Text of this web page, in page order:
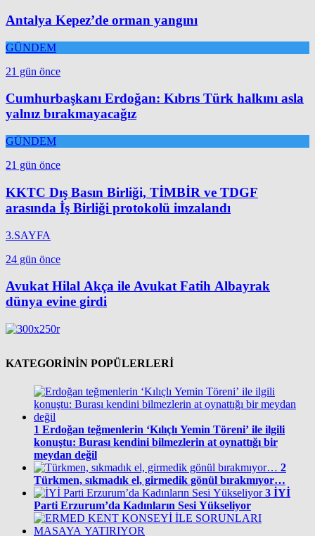
Antalya Kepez’de orman yangını
GÜNDEM
21 gün önce
Cumhurbaşkanı Erdoğan: Kıbrıs Türk halkını asla
yalnız bırakmayacağız
GÜNDEM
21 gün önce
KKTC Dış Basın Birliği, TİMBİR ve TDGF
arasında İş Birliği protokolü imzalandı
3.SAYFA
24 gün önce
Avukat Hilal Akça ile Avukat Fatih Albayrak
dünya evine girdi
KATEGORİNİN POPÜLERLERİ
1 Erdoğan teğmenlerin ‘Kılıçlı Yemin Töreni’ ile ilgili
konuştu: Burası kendini bilmezlerin at oynattığı bir
meydan değil
2
Türkmen, sıkmadık el, girmedik gönül bırakmıyor…
3 İYİ
Parti Erzurum’da Kadınların Sesi Yükseliyor